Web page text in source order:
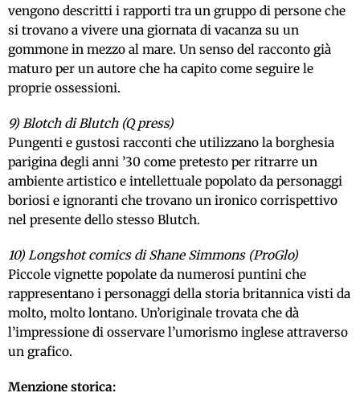
vengono descritti i rapporti tra un gruppo di persone che
si trovano a vivere una giornata di vacanza su un
gommone in mezzo al mare. Un senso del racconto già
maturo per un autore che ha capito come seguire le
proprie ossessioni.
9) Blotch di Blutch (Q press)
Pungenti e gustosi racconti che utilizzano la borghesia
parigina degli anni ’30 come pretesto per ritrarre un
ambiente artistico e intellettuale popolato da personaggi
boriosi e ignoranti che trovano un ironico corrispettivo
nel presente dello stesso Blutch.
10) Longshot comics di Shane Simmons (ProGlo)
Piccole vignette popolate da numerosi puntini che
rappresentano i personaggi della storia britannica visti da
molto, molto lontano. Un’originale trovata che dà
l’impressione di osservare l’umorismo inglese attraverso
un grafico.
Menzione storica: